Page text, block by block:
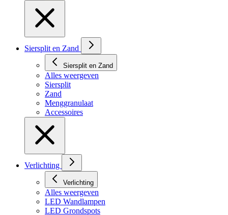
Siersplit en Zand
Siersplit en Zand
Alles weergeven
Siersplit
Zand
Menggranulaat
Accessoires
Verlichting
Verlichting
Alles weergeven
LED Wandlampen
LED Grondspots